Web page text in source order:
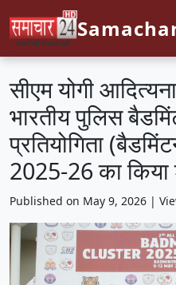
सीएम योगी
भारतीय पुलिस
प्रतियोगिता
2025-26 का किया
Published on May 9, 2026 |